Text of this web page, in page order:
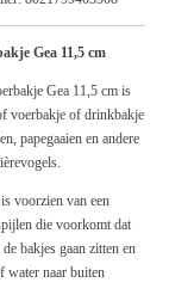
Gea 11,5 cm
Gea 11,5 cm is
voerbakje of drinkbakje
papegaaien en andere
voorzien van een
die voorkomt dat
bakjes gaan zitten en
water naar buiten